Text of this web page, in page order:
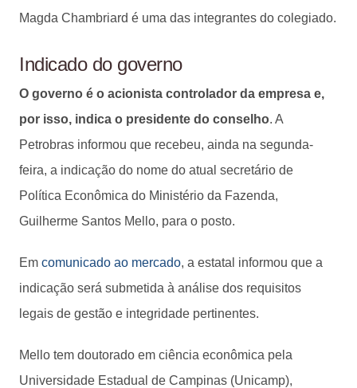
Magda Chambriard é uma das integrantes do colegiado.
Indicado do governo
O governo é o acionista controlador da empresa e,
por isso, indica o presidente do conselho. A
Petrobras informou que recebeu, ainda na segunda-
feira, a indicação do nome do atual secretário de
Política Econômica do Ministério da Fazenda,
Guilherme Santos Mello, para o posto.
Em comunicado ao mercado, a estatal informou que a
indicação será submetida à análise dos requisitos
legais de gestão e integridade pertinentes.
Mello tem doutorado em ciência econômica pela
Universidade Estadual de Campinas (Unicamp),